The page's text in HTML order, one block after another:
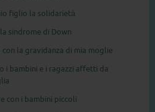
figlio la solidarietà
sindrome di Down
la gravidanza di mia moglie
i bambini e i ragazzi affetti da
con i bambini piccoli